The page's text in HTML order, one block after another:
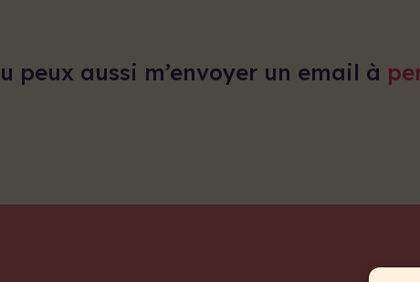
peux aussi m’envoyer un email à